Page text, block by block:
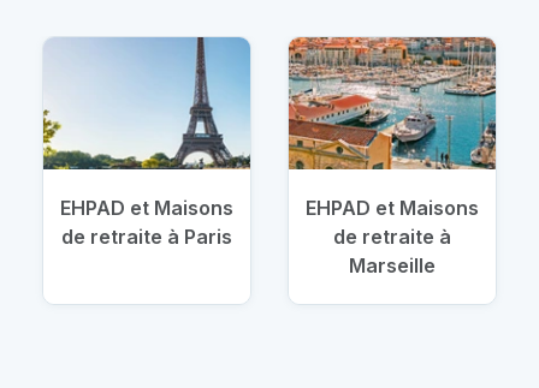
EHPAD et Maisons
de retraite à Paris
EHPAD et Maisons
de retraite à
Marseille